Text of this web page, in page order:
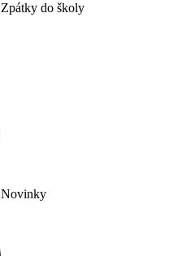
Zpátky do školy
Novinky